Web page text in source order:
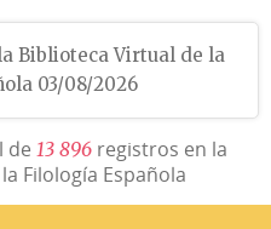
Biblioteca Virtual de la
03/08/2026
de 13 896registros en la
Filología Española